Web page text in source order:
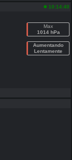
10:14:40
Max
1014 hPa
Aumentando
Lentamente